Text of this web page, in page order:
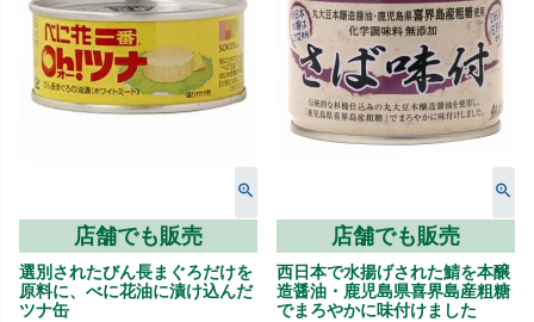
店舗でも販売
選別されたびん長まぐろだけを
原料に、べに花油に漬け込んだ
ツナ缶
店舗でも販売
西日本で水揚げされた鯖を本醸
造醤油・鹿児島県喜界島産粗糖
でまろやかに味付けました